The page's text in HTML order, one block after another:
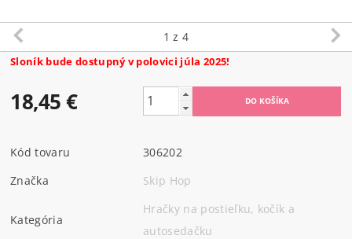
1 z 4
Sloník bude dostupný v polovici júla 2025!
18,45 €
Kód tovaru
306202
Značka
Skip Hop
Kategória
Hračky na postieľku, kočík a
autosedačku